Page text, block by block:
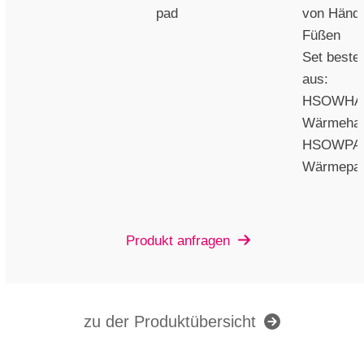
pad
von
Füßen
Set
aus:
Produkt anfragen
zu der Produktübersicht